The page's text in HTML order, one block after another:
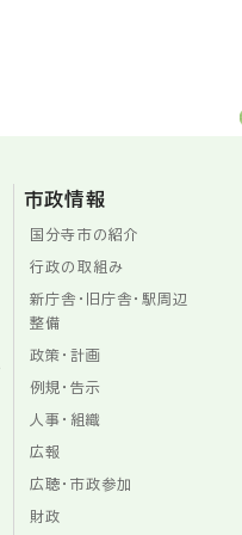
市政情報
国分寺市の紹介
行政の取組み
新庁舎・旧庁舎・駅周辺
整備
政策・計画
例規・告示
人事・組織
広報
広聴・市政参加
財政